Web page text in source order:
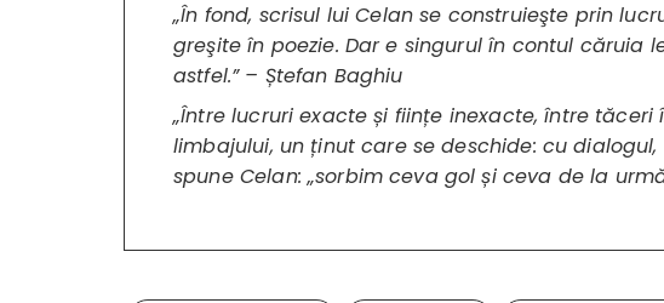
„În fond, scrisul lui Celan se construieşte prin
greşite în poezie. Dar e singurul în contul căruia
astfel.” – Ștefan Baghiu
„Între lucruri exacte și ființe inexacte, între
limbajului, un ținut care se deschide: cu
spune Celan: „sorbim ceva gol și ceva de la